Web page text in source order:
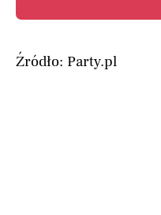
Źródło: Party.pl